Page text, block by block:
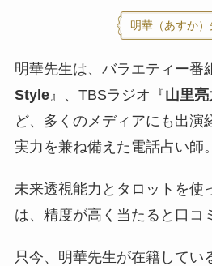
明華（あすか）
明華先生は、バラエティー番
Style』、TBSラジオ『山里
ど、多くのメディアにも出演
実力を兼ね備えた電話占い師。
未来透視能力とタロットを使
は、精度が高く当たると口コ
只今、明華先生が在籍してい